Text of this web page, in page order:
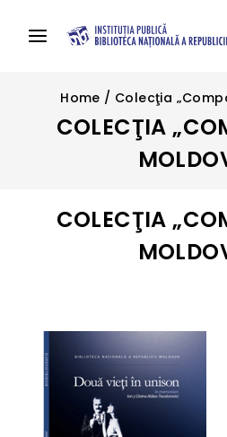
Home / Colecţia
COLECŢIA
COLECŢIA